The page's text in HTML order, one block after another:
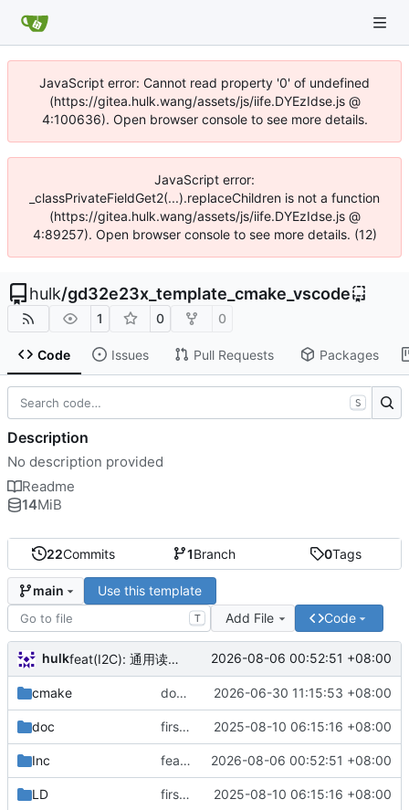
JavaScript error: Cannot read property '0' of undefined
(https://gitea.hulk.wang/assets/js/iife.DYEzIdse.js @
4:100636). Open browser console to see more details.
JavaScript error:
_classPrivateFieldGet2(...).replaceChildren is not a function
(https://gitea.hulk.wang/assets/js/iife.DYEzIdse.js @
4:89257). Open browser console to see more details. (12)
hulk/gd32e23x_template_cmake_vscode
1 0 0
Code Issues Pull Requests Packages
22Commits 1Branch 0Tags
main Use this template
T Add File Code
hulk feat(I2C): 通用读写接口支持16位寄存器地址 2026-08-06 00:52:51 +08:00
cmake docs: 修正 README 并改进工具链检测 2026-06-30 11:15:53 +08:00
doc first commit 2025-08-10 06:15:16 +08:00
Inc feat(I2C): 通用读写接口支持16位寄存器地址 2026-08-06 00:52:51 +08:00
LD first commit 2025-08-10 06:15:16 +08:00
S
Description
No description provided
Readme
14MiB